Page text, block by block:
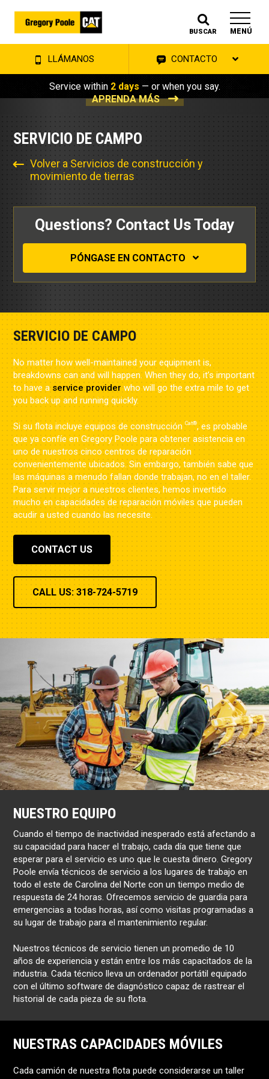
BUSCAR MENÚ
LLÁMANOS CONTACTO
Service within 2 days — or when you say.
APRENDA MÁS
SERVICIO DE CAMPO
Volver a Servicios de construcción y
movimiento de tierras
Questions? Contact Us Today
PÓNGASE EN CONTACTO
SERVICIO DE CAMPO
No matter how well-maintained your equipment is,
breakdowns can and will happen. When they do, it’s important
to have a service provider who will go the extra mile to get
you back up and running quickly.
Si su flota incluye equipos de construcción Cat®, es probable
que ya confíe en Gregory Poole para obtener asistencia en
uno de nuestros cinco centros de reparación
convenientemente ubicados. Sin embargo, también sabe que
las máquinas a menudo fallan donde trabajan, no en el taller.
Para servir mejor a nuestros clientes, hemos invertido
mucho en capacidades de reparación móviles que pueden
acudir a usted cuando las necesite.
CONTACT US
CALL US: 318-724-5719
NUESTRO EQUIPO
Cuando el tiempo de inactividad inesperado está afectando a
su capacidad para hacer el trabajo, cada día que tiene que
esperar para el servicio es uno que le cuesta dinero. Gregory
Poole envía técnicos de servicio a los lugares de trabajo en
todo el este de Carolina del Norte con un tiempo medio de
respuesta de 24 horas. Ofrecemos servicio de guardia para
emergencias a todas horas, así como visitas programadas a
su lugar de trabajo para el mantenimiento regular.
Nuestros técnicos de servicio tienen un promedio de 10
años de experiencia y están entre los más capacitados de la
industria. Cada técnico lleva un ordenador portátil equipado
con el último software de diagnóstico capaz de rastrear el
historial de cada pieza de su flota.
NUESTRAS CAPACIDADES MÓVILES
Cada camión de nuestra flota puede considerarse un taller